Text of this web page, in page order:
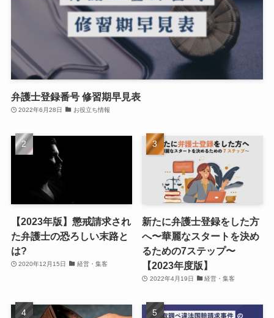
弁護士登録番号 修習期早見表
2022年6月28日 お役立ち情報
【2023年版】懲戒請求され
た弁護士の恐ろしい末路と
は?
2020年12月15日 経営・集客
新たに弁護士登録をした方
へ〜華麗なスタートを決め
るための7ステップ〜
【2023年度版】
2022年4月19日 経営・集客